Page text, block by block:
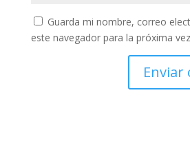
Guarda mi nombre, correo
este navegador para la próxima